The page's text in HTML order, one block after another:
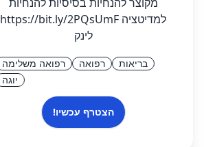
למדיטציה https://bit.ly/2PQsUmF
לינק
בריאות רפואה
רפואה משלימה
יוגה
הצטרף עכשיו!